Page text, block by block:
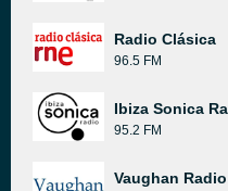
Radio Clásica
96.5 FM
Ibiza Sonica
95.2 FM
Vaughan